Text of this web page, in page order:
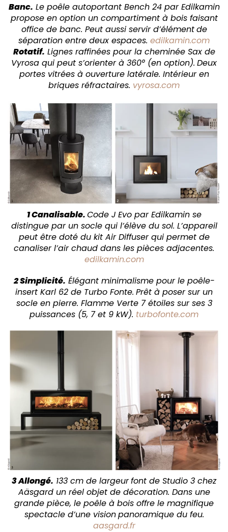
Banc. Le poêle autoportant Bench 24 par Edilkamin
propose en option un compartiment à bois faisant
office de banc. Peut aussi servir d’élémentde
séparation entre deux espaces. edilkamin.com
Rotatif. Lignes raffinées pour la cheminée Sax de
Vyrosa qui peut s’orienter à 360° (en option). Deux
portes vitrées à ouverture latérale. Intérieur en
briques réfractaires. vyrosa.com
1 Canalisable.Code J Evo par Edilkamin se
distingue par un socle qui l’élève du sol. L’appareil
peut être doté du kit Air Diffuser qui permet de
canaliser l’air chaud dans les pièces adjacentes.
edilkamin.com
2 Simplicité. Élégant minimalisme pour le poêle-
insert Karl 62 de Turbo Fonte. Prêt à poser sur un
socle en pierre. Flamme Verte 7 étoiles sur ses 3
puissances (5, 7 et 9 kW). turbofonte.com
3 Allongé. 133 cm de largeurfont de Studio 3 chez
Aäsgard un réel objet de décoration. Dans une
grande pièce, le poêle à bois offre le magnifique
spectacle d’une visionpanoramique du feu.
aasgard.fr